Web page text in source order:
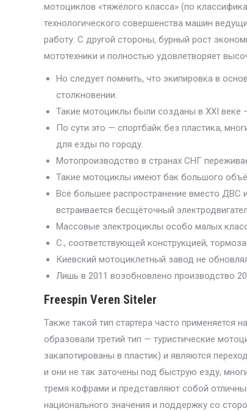
мотоциклов «тяжёлого класса» (по
технологического совершенства машин
работу. С другой стороны, бурный рост
мототехники и полностью удовлетворяет
Но следует помнить, что экипировка в
столкновении.
Такие мотоциклы были созданы в XXI веке
По сути это — спортбайк без пластика,
для езды по городу.
Мотопроизводство в странах СНГ
Такие мотоциклы имеют бак большого
Всё большее распространение вместо ДВС
встраивается бесщёточный
Массовые электроциклы особо малых
С., соответствующей конструкцией,
Киевский мотоциклетный завод не
Лишь в 2011 возобновлено производство
Freespin Veren Siteler
Также такой тип стартера часто применяется
образовали третий тип — туристические
закапотированы в пластик) и являются
и они не так заточены под быструю езду,
тремя кофрами и представляют собой
национального значения и поддержку со